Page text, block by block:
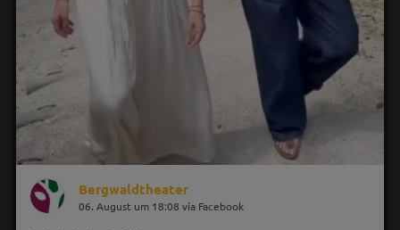
Bergwaldtheater
06. August um 18:08 via Facebook